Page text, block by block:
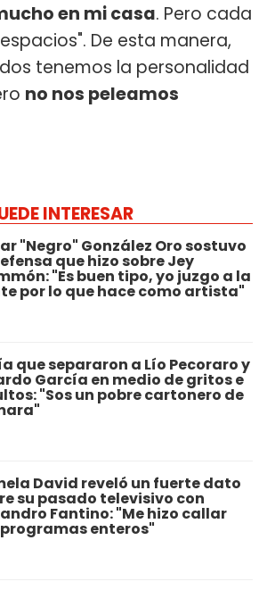
en mi casa. Pero cada
De esta manera,
tenemos la personalidad
no nos peleamos
INTERESAR
"Negro" González Oro sostuvo
que hizo sobre Jey
"Es buen tipo, yo juzgo a la
por lo que hace como artista"
que separaron a Lío Pecoraro y
García en medio de gritos e
"Sos un pobre cartonero de
David reveló un fuerte dato
su pasado televisivo con
Fantino: "Me hizo callar
enteros"